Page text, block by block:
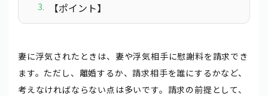
【ポイント】
妻に浮気されたときは、妻や浮気相手に慰謝料を請求でき
ます。ただし、離婚するか、請求相手を誰にするかなど、
考えなければならない点は多いです。請求の前提として、